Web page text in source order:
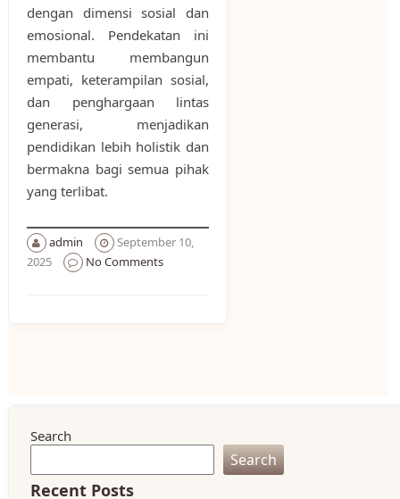
dengan dimensi sosial dan
emosional. Pendekatan ini
membantu membangun
empati, keterampilan sosial,
dan penghargaan lintas
generasi, menjadikan
pendidikan lebih holistik dan
bermakna bagi semua pihak
yang terlibat.
admin
September 10,
2025
No Comments
Search
Search
Recent Posts